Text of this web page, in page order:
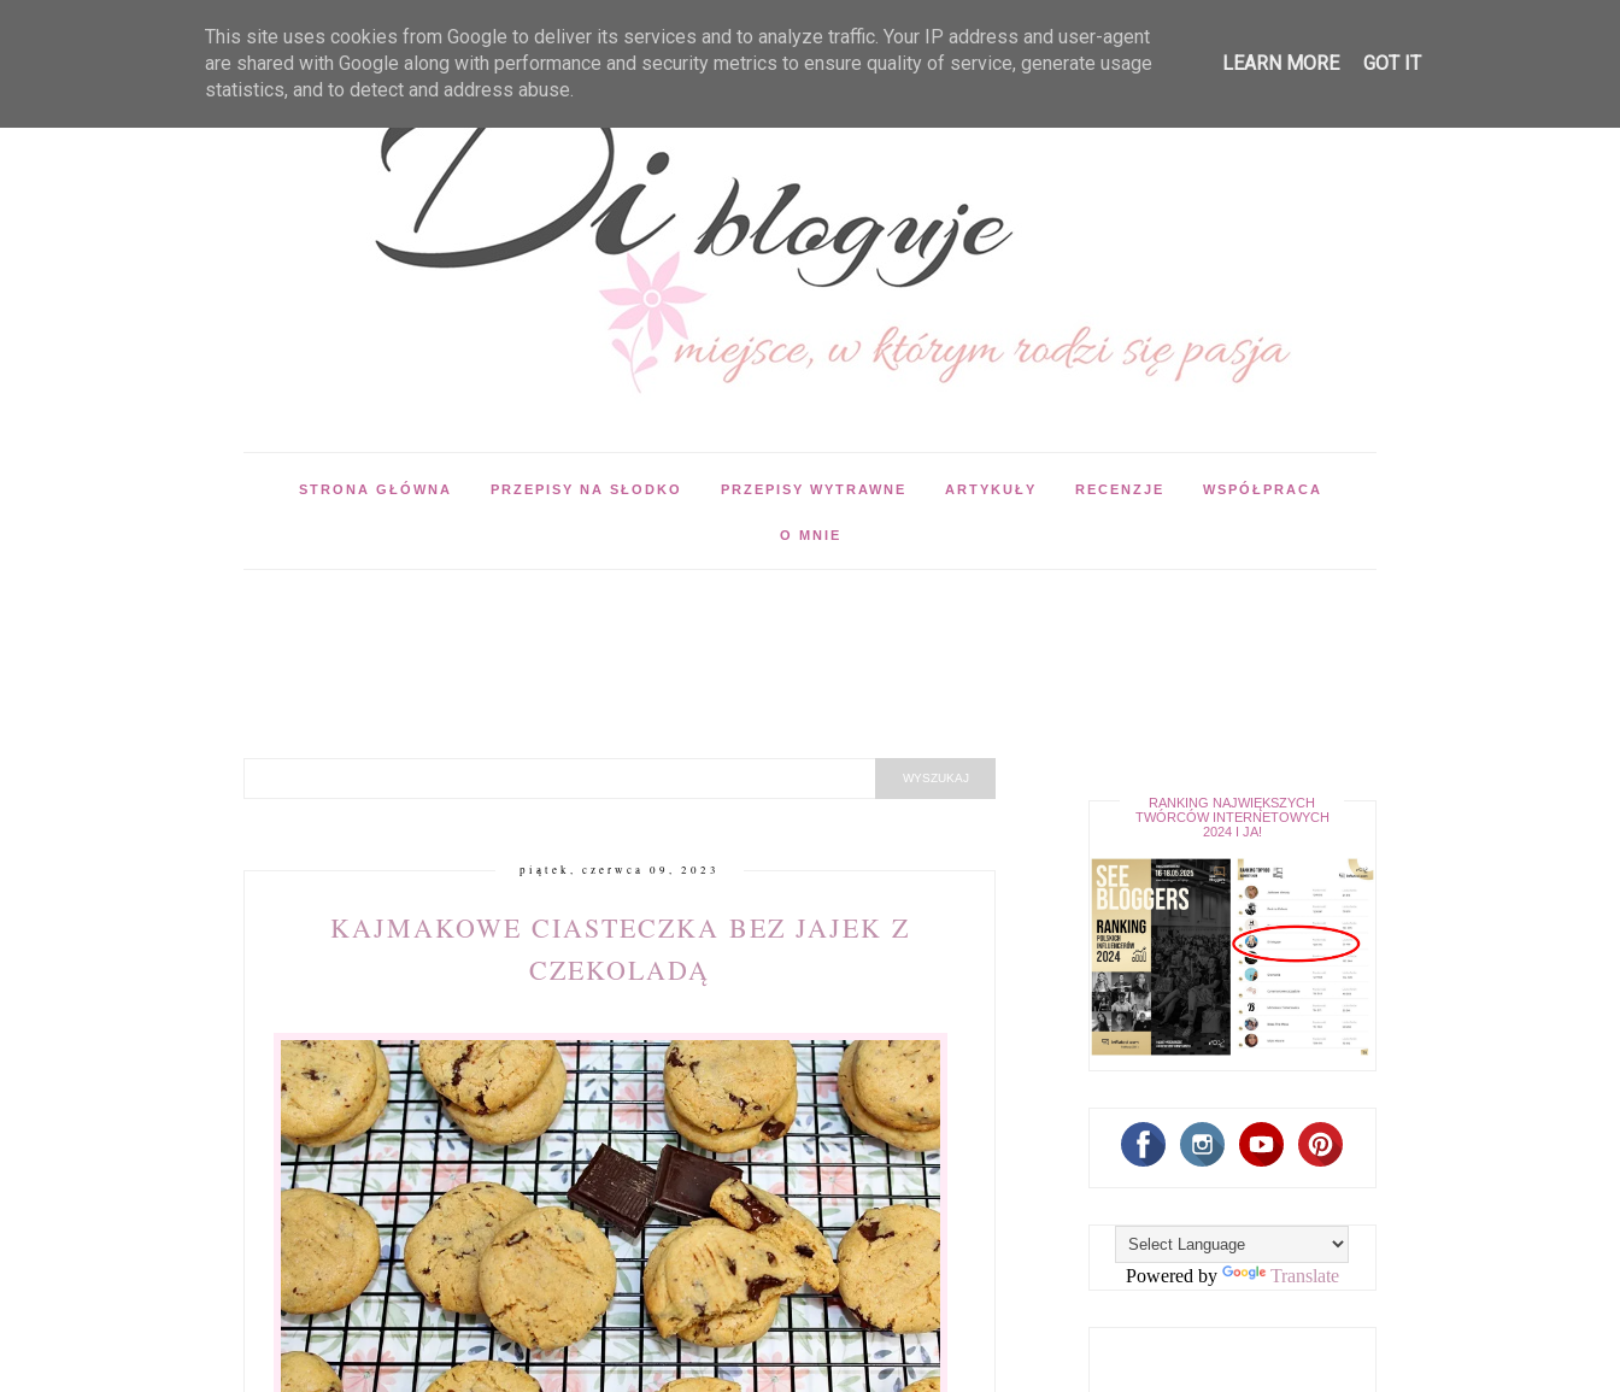
STRONA GŁÓWNA PRZEPISY NA SŁODKO PRZEPISY WYTRAWNE ARTYKUŁY RECENZJE WSPÓŁPRACA
O MNIE
piątek, czerwca 09, 2023
KAJMAKOWE CIASTECZKA BEZ JAJEK Z
CZEKOLADĄ
RANKING NAJWIĘKSZYCH
TWÓRCÓW INTERNETOWYCH
2024 I JA!
Powered by Translate
This site uses cookies from Google to deliver its services and to analyze traffic. Your IP address and user-agent
are shared with Google along with performance and security metrics to ensure quality of service, generate usage
statistics, and to detect and address abuse.
LEARN MORE GOT IT